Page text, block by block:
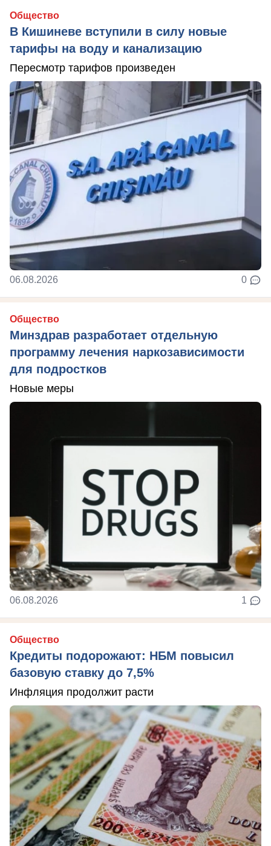
Общество
В Кишиневе вступили в силу новые
тарифы на воду и канализацию
Пересмотр тарифов произведен
06.08.2026 0
Общество
Минздрав разработает отдельную
программу лечения наркозависимости
для подростков
Новые меры
06.08.2026 1
Общество
Кредиты подорожают: НБМ повысил
базовую ставку до 7,5%
Инфляция продолжит расти